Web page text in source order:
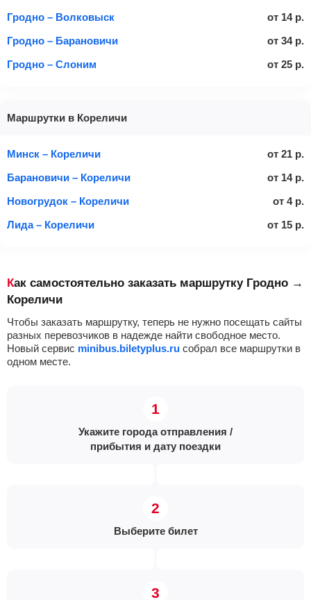
Гродно – Волковыск
от 14 р.
Гродно – Барановичи
от 34 р.
Гродно – Слоним
от 25 р.
Маршрутки в Кореличи
Минск – Кореличи от 21 р.
Барановичи – Кореличи
от 14 р.
Новогрудок – Кореличи
от 4 р.
Лида – Кореличи
от 15 р.
Как самостоятельно заказать маршрутку Гродно →
Кореличи
Чтобы заказать маршрутку, теперь не нужно посещать сайты
разных перевозчиков в надежде найти свободное место.
Новый сервис minibus.biletyplus.ru собрал все маршрутки в
одном месте.
Укажите города отправления /
прибытия и дату поездки
Выберите билет